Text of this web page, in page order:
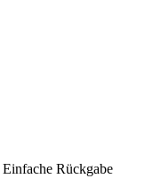
Einfache Rückgabe